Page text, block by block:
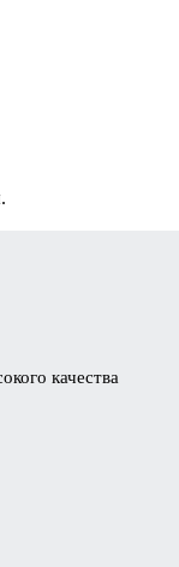
качества